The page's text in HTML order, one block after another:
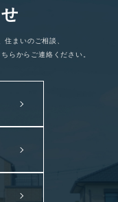
住まいのご相談、
らからご連絡ください。